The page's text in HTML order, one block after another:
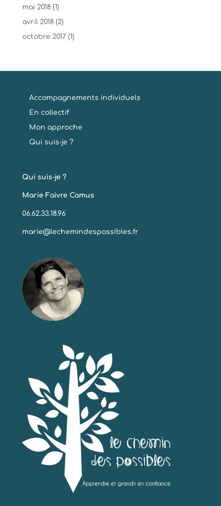
mai 2018(1)
avril 2018(2)
octobre 2017(1)
Accompagnements individuels
En collectif
Mon approche
Qui suis-je ?
Qui suis-je ?
Marie Faivre Camus
06.62.33.18.96
marie@lechemindespossibles.fr